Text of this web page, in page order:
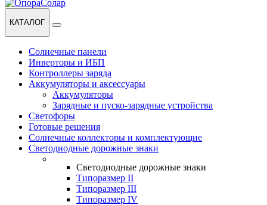
КАТАЛОГ
Солнечные панели
Инверторы и ИБП
Контроллеры заряда
Аккумуляторы и аксессуары
Аккумуляторы
Зарядные и пуско-зарядные устройства
Светофоры
Готовые решения
Солнечные коллекторы и комплектующие
Светодиодные дорожные знаки
Светодиодные дорожные знаки
Типоразмер II
Типоразмер III
Типоразмер IV